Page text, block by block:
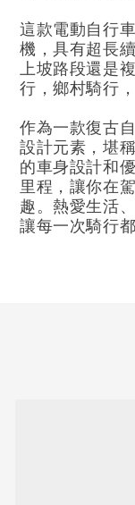
這款電動自行
機，具有超長
上坡路段還是
行，鄉村騎行
作為一款復古
設計元素，堪
的車身設計和
里程，讓你在
趣。熱愛生活
讓每一次騎行